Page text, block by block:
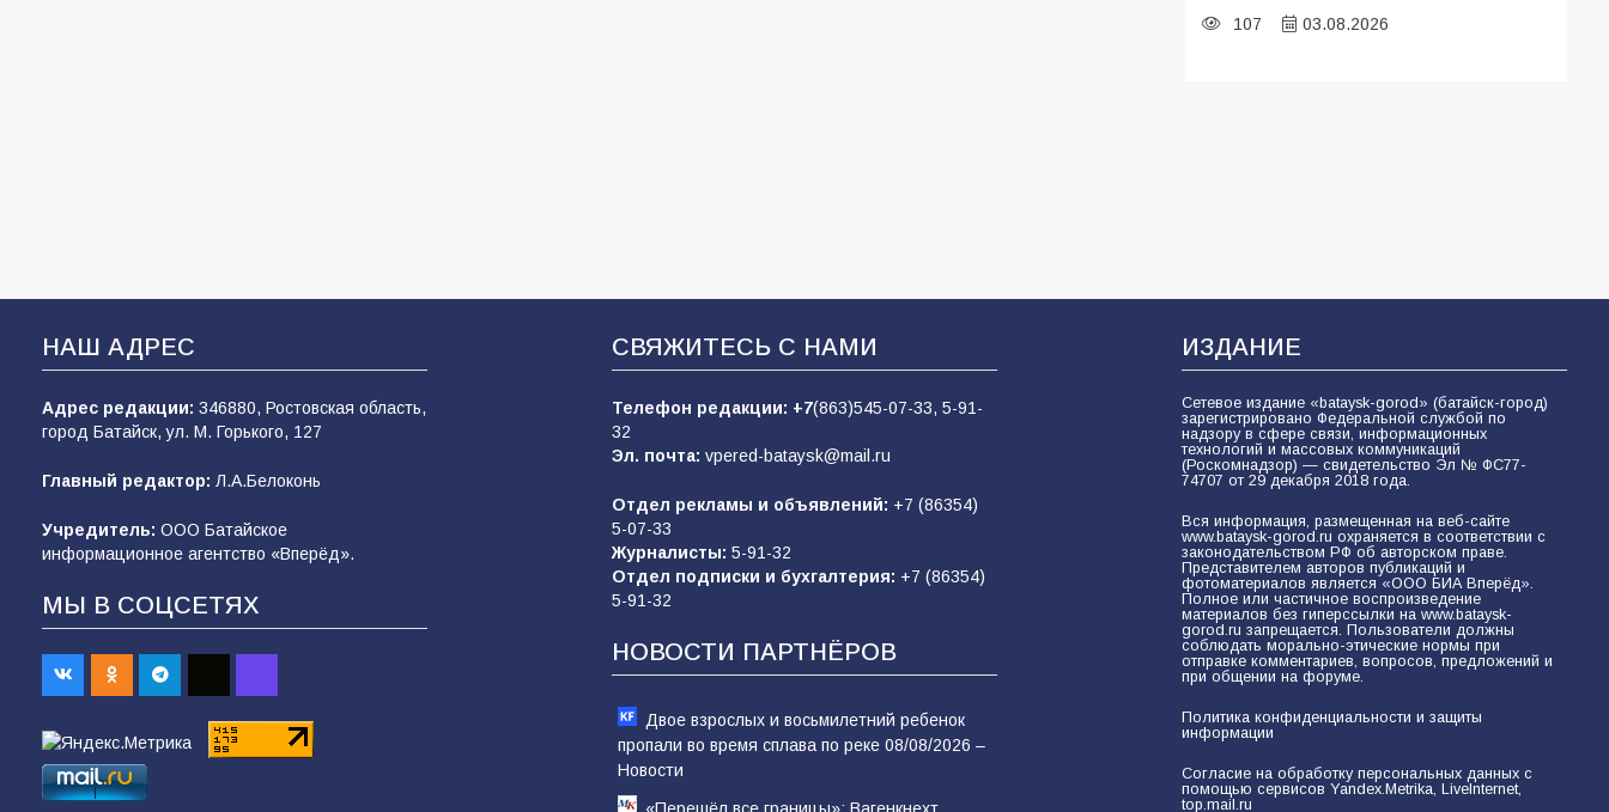
107 03.08.2026
104
Будет ли мобилизация в России в
2026 году после выборов: в
Госдуме дали ответ
103
В детском саду № 35 дети
освоили строительные профессии
в ходе спортивного праздника
88 07.08.2026
«Слухами Москву не возьмёшь»:
почему заявления Киева о
НАШ АДРЕС
Адрес редакции: 346880, Ростовская область,
город Батайск, ул. М. Горького, 127
Главный редактор: Л.А.Белоконь
Учредитель: ООО Батайское
информационное агентство «Вперёд».
МЫ В СОЦСЕТЯХ
СВЯЖИТЕСЬ С НАМИ
Телефон редакции: +7(863)545-07-33, 5-91-
32
Эл. почта: vpered-bataysk@mail.ru
Отдел рекламы и объявлений: +7 (86354)
5-07-33
Журналисты: 5-91-32
Отдел подписки и бухгалтерия: +7 (86354)
5-91-32
НОВОСТИ ПАРТНЁРОВ
Двое взрослых и восьмилетний ребенок
пропали во время сплава по реке 08/08/2026 –
Новости
ИЗДАНИЕ
Сетевое издание «bataysk-gorod» (батайск-город)
зарегистрировано Федеральной службой по
надзору в сфере связи, информационных
технологий и массовых коммуникаций
(Роскомнадзор) — свидетельство Эл № ФС77-
74707 от 29 декабря 2018 года.
Вся информация, размещенная на веб-сайте
www.bataysk-gorod.ru охраняется в соответствии с
законодательством РФ об авторском праве.
Представителем авторов публикаций и
фотоматериалов является «ООО БИА Вперёд».
Полное или частичное воспроизведение
материалов без гиперссылки на www.bataysk-
gorod.ru запрещается. Пользователи должны
соблюдать морально-этические нормы при
отправке комментариев, вопросов, предложений и
при общении на форуме.
Политика конфиденциальности и защиты
информации
Согласие на обработку персональных данных с
помощью сервисов Yandex.Metrika, LiveInternet,
top.mail.ru